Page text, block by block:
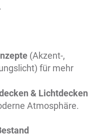
(Akzent-,
für mehr
& Lichtdecken
Atmosphäre.